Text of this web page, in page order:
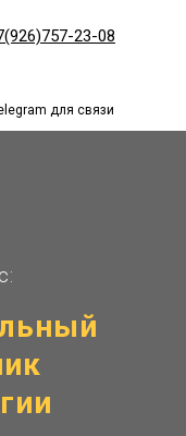
23-08
для связи